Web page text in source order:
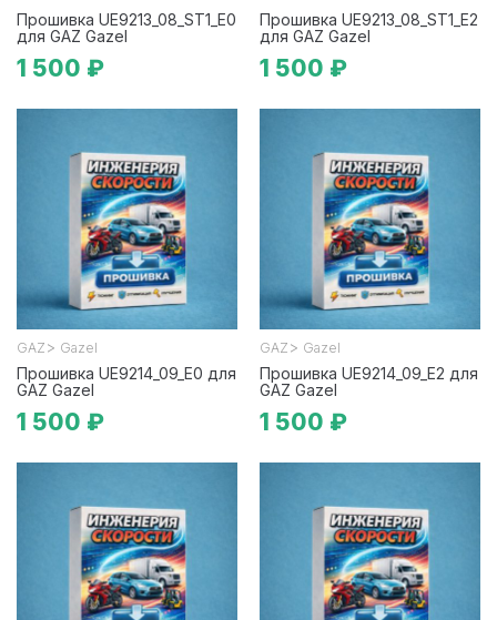
Прошивка UE9213_08_ST1_E0
для GAZ Gazel
1 500 ₽
Прошивка UE9213_08_ST1_E2
для GAZ Gazel
1 500 ₽
GAZ > Gazel
Прошивка UE9214_09_E0 для
GAZ Gazel
1 500 ₽
GAZ > Gazel
Прошивка UE9214_09_E2 для
GAZ Gazel
1 500 ₽